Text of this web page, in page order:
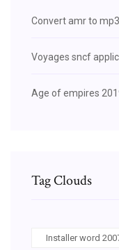
Convert amr to
Voyages sncf
Age of empires
Tag Clouds
Installer word